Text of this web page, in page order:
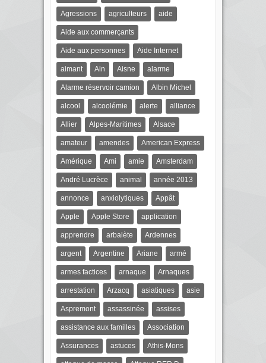
Agressions agriculteurs aide
Aide aux commerçants
Aide aux personnes Aide Internet
aimant Ain Aisne alarme
Alarme réservoir camion Albin Michel
alcool alcoolémie alerte alliance
Allier Alpes-Maritimes Alsace
amateur amendes American Express
Amérique Ami amie Amsterdam
André Lucrèce animal année 2013
annonce anxiolytiques Appât
Apple Apple Store application
apprendre arbalète Ardennes
argent Argentine Ariane armé
armes factices arnaque Arnaques
arrestation Arzacq asiatiques asie
Aspremont assassinée assises
assistance aux familles Association
Assurances astuces Athis-Mons